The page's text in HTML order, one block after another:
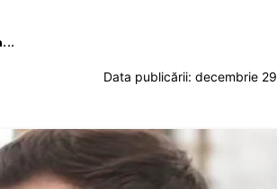
Data publicării: decembrie